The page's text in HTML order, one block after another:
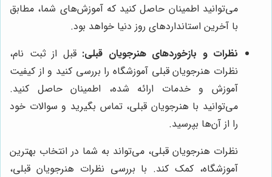
می‌توانید اطمینان حاصل کنید که آموزش‌های شما، مطابق
با آخرین استانداردهای روز دنیا خواهد بود.
نظرات و بازخوردهای هنرجویان قبلی: قبل از ثبت نام،
نظرات هنرجویان قبلی آموزشگاه را بررسی کنید و از کیفیت
آموزش و خدمات ارائه شده، اطمینان حاصل کنید.
می‌توانید با هنرجویان قبلی، تماس بگیرید و سوالات خود
را از آن‌ها بپرسید.
نظرات هنرجویان قبلی، می‌تواند به شما در انتخاب بهترین
آموزشگاه، کمک کند. با بررسی نظرات هنرجویان قبلی،